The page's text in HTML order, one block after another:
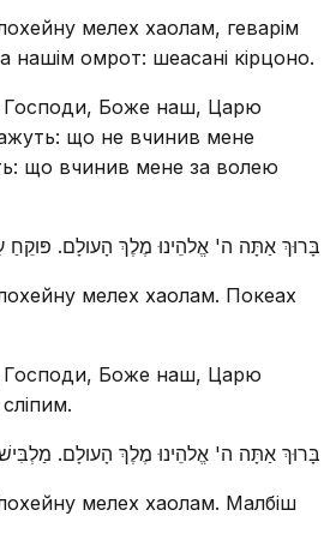
мелех хаолам, геварім
нашім омрот: шеасані кірцоно.
Господи, Боже наш, Царю
що не вчинив мене
що вчинив мене за волею
בָּרוּךְ אַתָּה ה' אֱלהֵינוּ מֶלֶךְ הָעולָם. פּוקֵחַ
мелех хаолам. Покеах
Господи, Боже наш, Царю
בָּרוּךְ אַתָּה ה' אֱלהֵינוּ מֶלֶךְ הָעולָם.
мелех хаолам. Малбіш